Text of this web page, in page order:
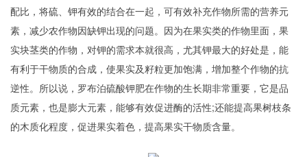
配比，将硫、钾有效的结合在一起，可有效补充作物所需的营养元
素，减少农作物因缺钾出现的问题。因为在果实类的作物里面，果
实块茎类的作物，对钾的需求本就很高，尤其钾最大的好处是，能
有利于干物质的合成，使果实及籽粒更加饱满，增加整个作物的抗
逆性。所以说，罗布泊硫酸钾肥在作物的生长期非常重要，它是品
质元素，也是膨大元素，能够有效促进酶的活性;还能提高果树枝条
的木质化程度，促进果实着色，提高果实干物质含量。